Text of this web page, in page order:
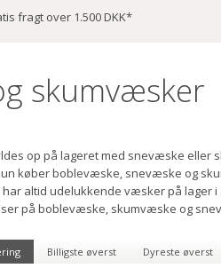
fragt over 1.500 DKK*
skumvæsker
op på lageret med snevæske eller
køber boblevæske, snevæske og
har altid udelukkende væsker på lager
på boblevæske, skumvæske og
Billigste øverst Dyreste øverst